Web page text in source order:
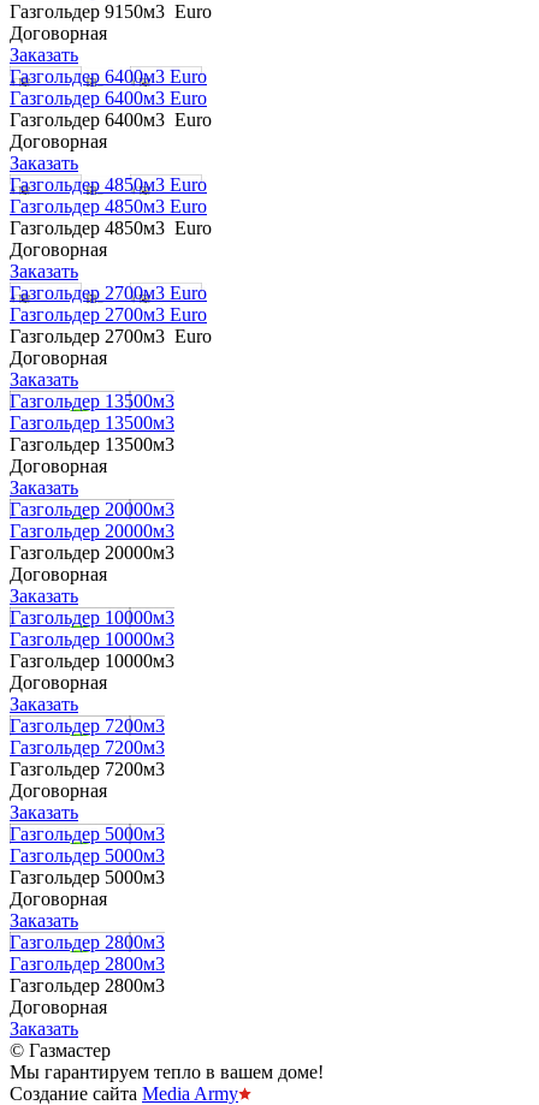
Газгольдер 9150м3 Euro
Договорная
Заказать
Газгольдер 6400м3 Euro
Газгольдер 6400м3 Euro
Газгольдер 6400м3 Euro
Договорная
Заказать
Газгольдер 4850м3 Euro
Газгольдер 4850м3 Euro
Газгольдер 4850м3 Euro
Договорная
Заказать
Газгольдер 2700м3 Euro
Газгольдер 2700м3 Euro
Газгольдер 2700м3 Euro
Договорная
Заказать
Газгольдер 13500м3
Газгольдер 13500м3
Газгольдер 13500м3
Договорная
Заказать
Газгольдер 20000м3
Газгольдер 20000м3
Газгольдер 20000м3
Договорная
Заказать
Газгольдер 10000м3
Газгольдер 10000м3
Газгольдер 10000м3
Договорная
Заказать
Газгольдер 7200м3
Газгольдер 7200м3
Газгольдер 7200м3
Договорная
Заказать
Газгольдер 5000м3
Газгольдер 5000м3
Газгольдер 5000м3
Договорная
Заказать
Газгольдер 2800м3
Газгольдер 2800м3
Газгольдер 2800м3
Договорная
Заказать
© Газмастер
Мы гарантируем тепло в вашем доме!
Создание сайта Media Army